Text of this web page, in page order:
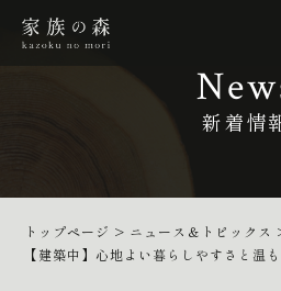
新着情
トップページ > ニュース＆トピックス
【建築中】心地よい暮らしやすさと温